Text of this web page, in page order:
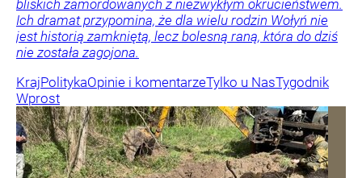
bliskich zamordowanych z niezwykłym okrucieństwem.
Ich dramat przypomina, że dla wielu rodzin Wołyń nie
jest historią zamkniętą, lecz bolesną raną, która do dziś
nie została zagojona.
KrajPolitykaOpinie i komentarzeTylko u NasTygodnik
Wprost